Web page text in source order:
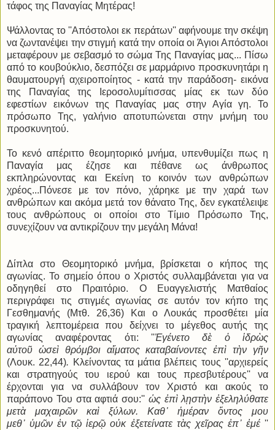
τάφος της Παναγίας Μητέρας!
Ψάλλοντας το ''Απόστολοι εκ περάτων'' αφήνουμε την σκέψη
να ζωντανέψει την στιγμή κατά την οποία οι Άγιοι Απόστολοι
μεταφέρουν με σεβασμό το σώμα Της Παναγίας μας... Πίσω
από το κουβούκλιο, δεσπόζει σε μαρμάρινο προσκυνητάρι η
θαυματουργή αχειροποίητος - κατά την παράδοση- εικόνα
της Παναγίας της Ιεροσολυμίτισσας μίας εκ των δύο
εφεστίων εικόνων της Παναγίας μας στην Αγία γη. Το
πρόσωπο Της, γαλήνιο αποτυπώνεται στην μνήμη του
προσκυνητού.
Το κενό απέριττο θεομητορικό μνήμα, υπενθυμίζει πως η
Παναγία μας έζησε και πέθανε ως άνθρωπος
εκπληρώνοντας και Εκείνη το κοινόν των ανθρώπων
χρέος...Πόνεσε με τον πόνο, χάρηκε με την χαρά των
ανθρώπων και ακόμα μετά τον θάνατο Της, δεν εγκατέλειψε
τους ανθρώπους οι οποίοι στο Τίμιο Πρόσωπο Της,
συνεχίζουν να αντικρίζουν την μεγάλη Μάνα!
Δίπλα στο Θεομητορικό μνήμα, βρίσκεται ο κήπος της
αγωνίας. Το σημείο όπου ο Χριστός συλλαμβάνεται για να
οδηγηθεί στο Πραιτόριο. Ο Ευαγγελιστής Ματθαίος
περιγράφει τις στιγμές αγωνίας σε αυτόν τον κήπο της
Γεσθημανής (Μτθ. 26,36) Και ο Λουκάς προσθέτει μία
τραγική λεπτομέρεια που δείχνει το μέγεθος αυτής της
αγωνίας αναφέροντας ότι: ''Ἐγένετο δὲ ὁ ἱδρὼς
αὐτοῦ ὡσεὶ θρόμβοι αἵματος καταβαίνοντες ἐπὶ τὴν γῆν
(Λουκ. 22,44). Κλείνοντας τα μάτια βλέπεις τους ''αρχιερείς
και στρατηγούς του ιερού και τους πρεσβυτέρους'' να
έρχονται για να συλλάβουν τον Χριστό και ακούς το
παράπονο Του στα αφτιά σου:'' ὡς ἐπὶ λῃστὴν ἐξεληλύθατε
μετὰ μαχαιρῶν καὶ ξύλων. Καθ᾿ ἡμέραν ὄντος μου
μεθ᾿ ὑμῶν ἐν τῷ ἱερῷ οὐκ ἐξετείνατε τὰς χεῖρας ἐπ᾿ ἐμέ''